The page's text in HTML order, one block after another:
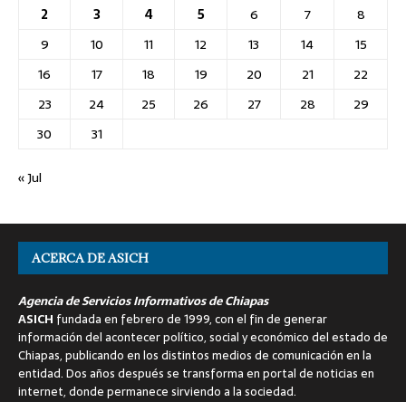
2
3 4 5 6 7
8
9
10 11 12 13 14
15
16
17 18 19 20 21
22
23
24 25 26 27 28
29
30
31
« Jul
ACERCA DE ASICH
Agencia de Servicios Informativos de Chiapas
ASICH fundada en febrero de 1999, con el fin de generar
información del acontecer político, social y económico del estado de
Chiapas, publicando en los distintos medios de comunicación en la
entidad. Dos años después se transforma en portal de noticias en
internet, donde permanece sirviendo a la sociedad.